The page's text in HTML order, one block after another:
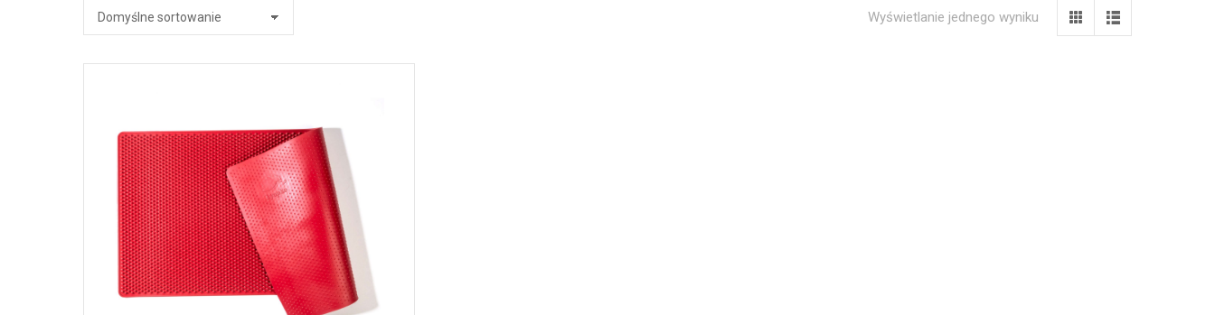
windowwindow
Wyświetlanie jednego wyniku